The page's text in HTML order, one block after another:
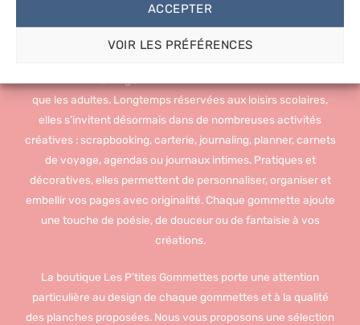
ACCEPTER
VOIR LES PRÉFÉRENCES
choisies
la
page
du
produit
la
page
du
produit
DES GOMMETTES CRÉATIVES,
ORIGINALES ET 100 % FRANÇAISES
que les adultes. Longtemps réservées aux loisirs scolaires,
elles s’invitent désormais dans de nombreuses activités
créatives : scrapbooking, carterie, journaling, planner, carnets
de voyage, agendas ou journaux intimes. Pratiques et
décoratives, elles permettent de personnaliser, organiser et
embellir vos pages avec originalité. Chaque gommette ajoute
une touche de poésie, de douceur ou de fantaisie à vos
créations.
La boutique Les P’tites Gommettes porte une attention
particulière au design de chaque gommettes et à la qualité
des planches proposées. Nous vous proposons une sélection